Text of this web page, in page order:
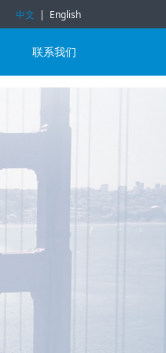
联系我们
中文 | English